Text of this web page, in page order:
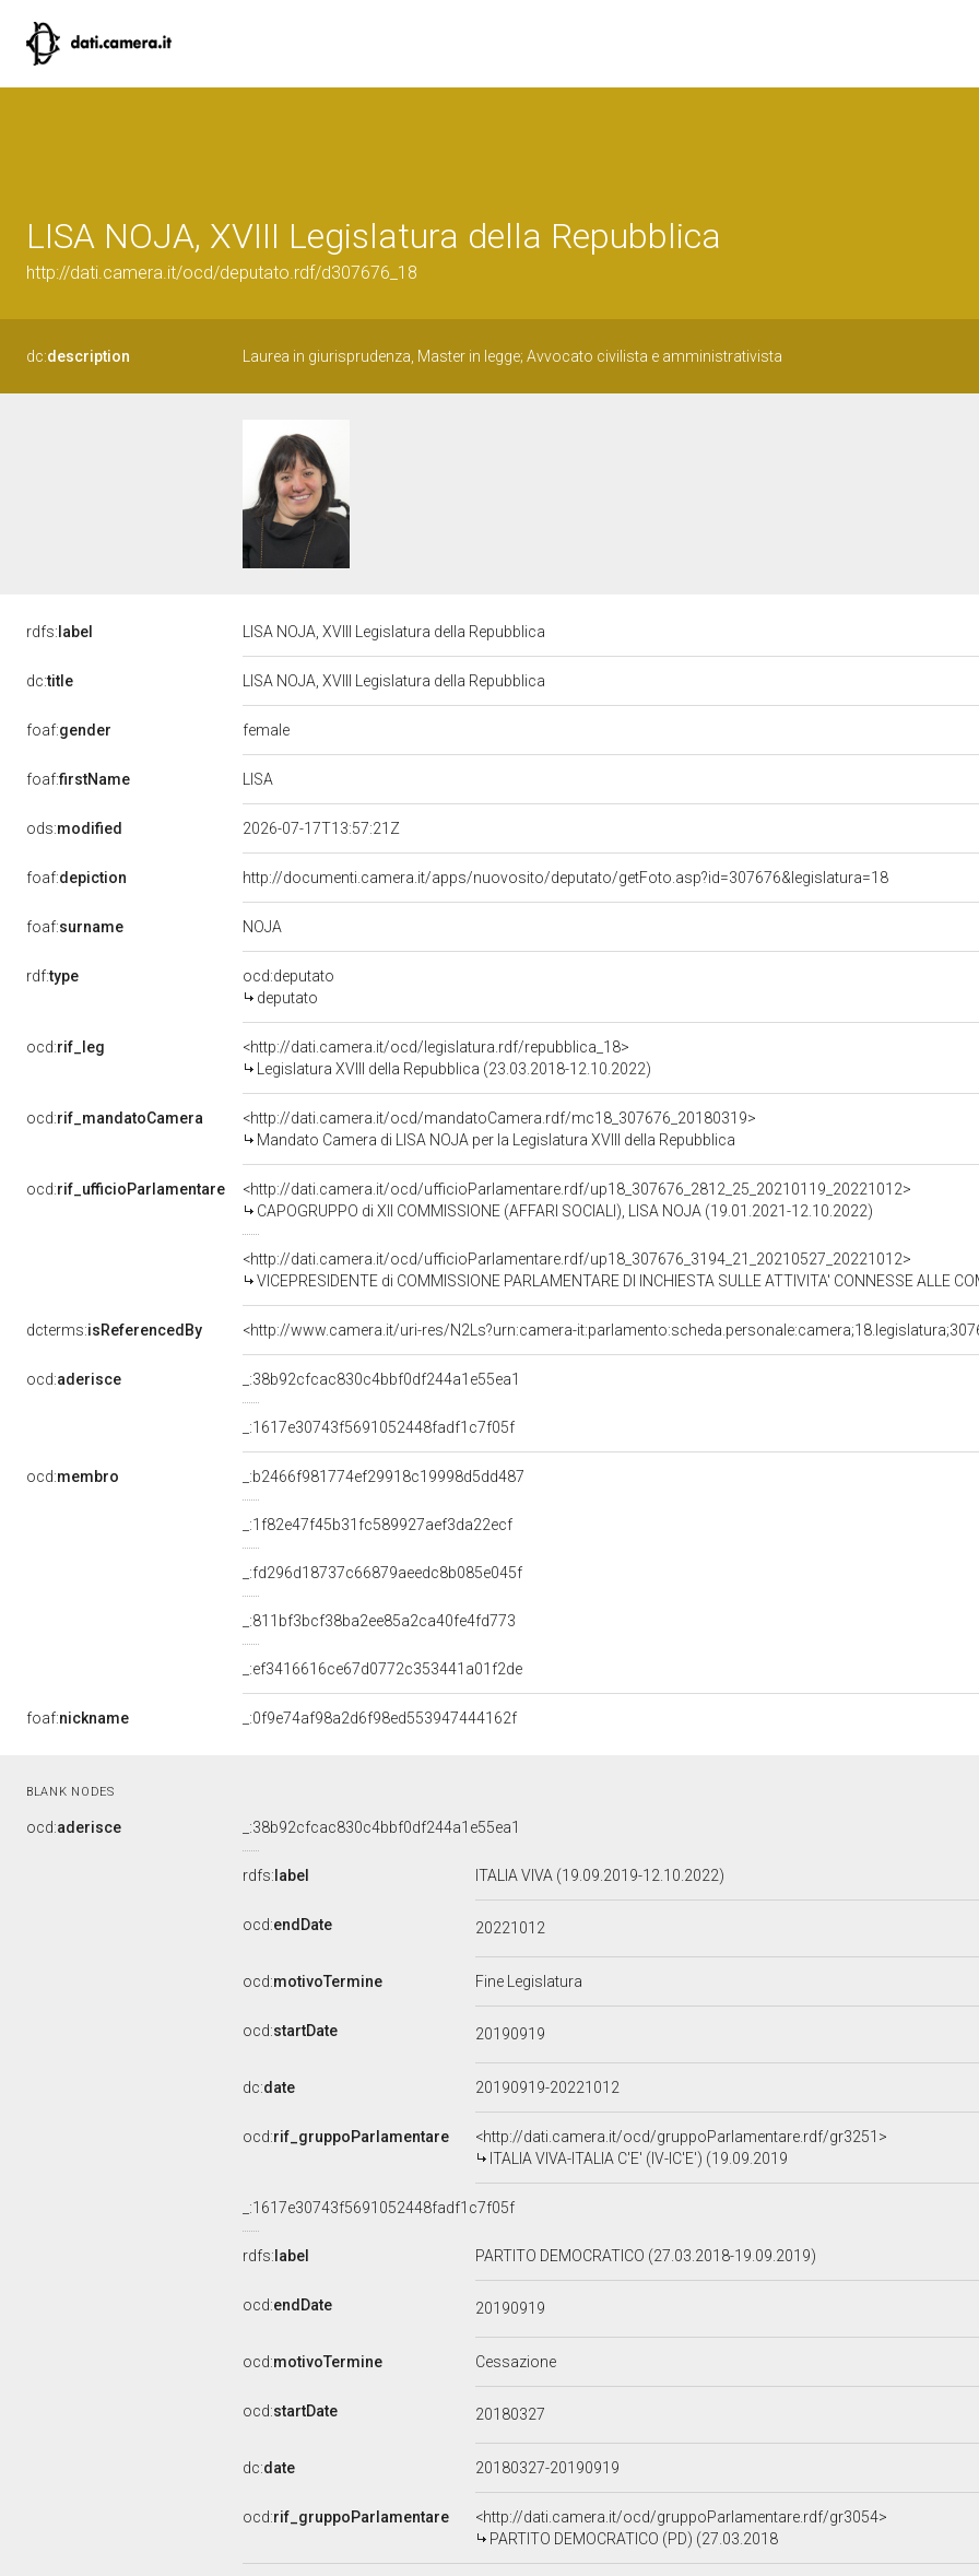
LISA NOJA, XVIII Legislatura della Repubblica
http://dati.camera.it/ocd/deputato.rdf/d307676_18
dc:description Laurea in giurisprudenza, Master in legge; Avvocato civilista e amministrativista
rdfs: label LISA NOJA, XVIII Legislatura della Repubblica
dc:title LISA NOJA, XVIII Legislatura della Repubblica
foaf:gender female
foaf:firstName LISA
ods:modified 2026-07-17T13:57:21Z
foaf:depiction http://documenti.camera.it/apps/nuovosito/deputato/getFoto.asp?id=307676&legislatura=18
foaf:surname NOJA
rdf:type
ocd:deputato
deputato
ocd:rif_leg
<http://dati.camera.it/ocd/legislatura.rdf/repubblica_18>
Legislatura XVIII della Repubblica (23.03.2018-12.10.2022)
ocd:rif_mandatoCamera
<http://dati.camera.it/ocd/mandatoCamera.rdf/mc18_307676_20180319>
Mandato Camera di LISA NOJA per la Legislatura XVIII della Repubblica
ocd:rif_ufficioParlamentare
<http://dati.camera.it/ocd/ufficioParlamentare.rdf/up18_307676_2812_25_20210119_20221012>
CAPOGRUPPO di XII COMMISSIONE (AFFARI SOCIALI), LISA NOJA (19.01.2021-12.10.2022)
<http://dati.camera.it/ocd/ufficioParlamentare.rdf/up18_307676_3194_21_20210527_20221012>
VICEPRESIDENTE di COMMISSIONE PARLAMENTARE DI INCHIESTA SULLE ATTIVITA' CONNESSE ALLE COMUNITA' DI
dcterms:isReferencedBy <http://www.camera.it/uri-res/N2Ls?urn:camera-
ocd:aderisce _:38b92cfcac830c4bbf0df244a1e55ea1
_:1617e30743f5691052448fadf1c7f05f
ocd:membro _:b2466f981774ef29918c19998d5dd487
_:1f82e47f45b31fc589927aef3da22ecf
_:fd296d18737c66879aeedc8b085e045f
_:811bf3bcf38ba2ee85a2ca40fe4fd773
_:ef3416616ce67d0772c353441a01f2de
foaf:nickname _:0f9e74af98a2d6f98ed553947444162f
BLANK NODES
ocd:aderisce _:38b92cfcac830c4bbf0df244a1e55ea1
rdfs: label ITALIA VIVA (19.09.2019-12.10.2022)
ocd:endDate 20221012
ocd:motivoTermine Fine Legislatura
ocd:startDate 20190919
dc:date 20190919-20221012
ocd:rif_gruppoParlamentare
<http://dati.camera.it/ocd/gruppoParlamentare.rdf/gr3251>
ITALIA VIVA-ITALIA C'E' (IV-IC'E') (19.09.2019
_:1617e30743f5691052448fadf1c7f05f
rdfs: label PARTITO DEMOCRATICO (27.03.2018-19.09.2019)
ocd:endDate 20190919
ocd:motivoTermine Cessazione
ocd:startDate 20180327
dc:date 20180327-20190919
ocd:rif_gruppoParlamentare
<http://dati.camera.it/ocd/gruppoParlamentare.rdf/gr3054>
PARTITO DEMOCRATICO (PD) (27.03.2018